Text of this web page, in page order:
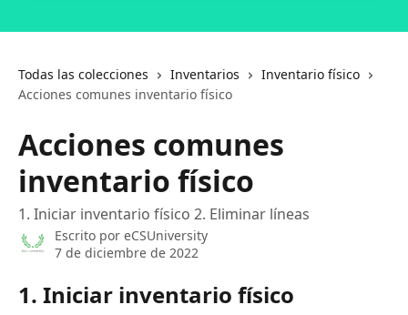
Todas las colecciones Inventarios
Inventario físico
Acciones comunes inventario físico
Acciones comunes
inventario físico
1. Iniciar inventario físico 2. Eliminar líneas
Escrito por eCSUniversity
7 de diciembre de 2022
1. Iniciar inventario físico